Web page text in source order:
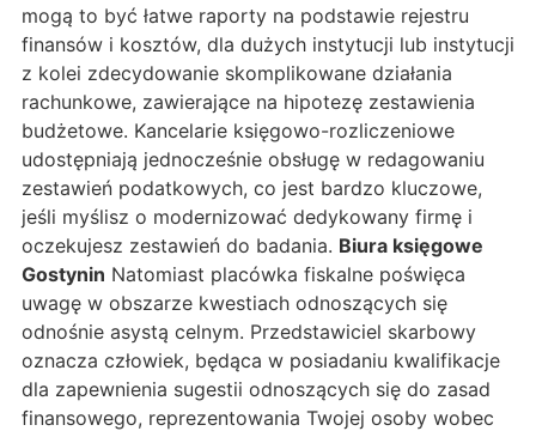
mogą to być łatwe raporty na podstawie rejestru
finansów i kosztów, dla dużych instytucji lub instytucji
z kolei zdecydowanie skomplikowane działania
rachunkowe, zawierające na hipotezę zestawienia
budżetowe. Kancelarie księgowo-rozliczeniowe
udostępniają jednocześnie obsługę w redagowaniu
zestawień podatkowych, co jest bardzo kluczowe,
jeśli myślisz o modernizować dedykowany firmę i
oczekujesz zestawień do badania. Biura księgowe
Gostynin Natomiast placówka fiskalne poświęca
uwagę w obszarze kwestiach odnoszących się
odnośnie asystą celnym. Przedstawiciel skarbowy
oznacza człowiek, będąca w posiadaniu kwalifikacje
dla zapewnienia sugestii odnoszących się do zasad
finansowego, reprezentowania Twojej osoby wobec